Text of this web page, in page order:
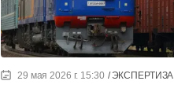
29 мая 2026 г. 15:30 ЭКСПЕРТИЗА